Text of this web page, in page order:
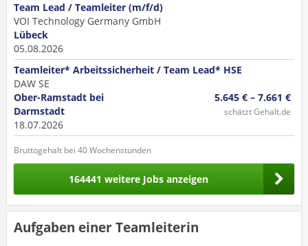
Team Lead / Teamleiter (m/f/d)
VOI Technology Germany GmbH
Lübeck
05.08.2026
Teamleiter* Arbeitssicherheit / Team Lead* HSE
DAW SE
Ober-Ramstadt bei
Darmstadt
18.07.2026
5.645 € – 7.661 €
schätzt Gehalt.de
Bruttogehalt bei 40 Wochenstunden
164441 weitere Jobs anzeigen
Aufgaben einer Teamleiterin